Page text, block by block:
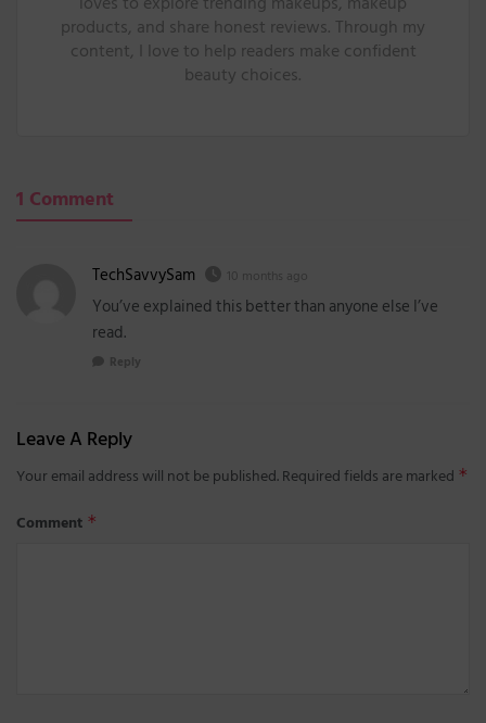
products, and share honest reviews. Through my
content, I love to help readers make confident
beauty choices.
1 Comment
TechSavvySam 10 months ago
You’ve explained this better than anyone else I’ve
read.
Reply
Leave A Reply
Your email address will not be published.Required fields are marked *
Comment *